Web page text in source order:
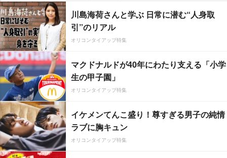
川島海荷さんと学ぶ 日常に潜む“人身取
引”のリアル
オリコンタイアップ特集
マクドナルドが40年にわたり支える「小学
生の甲子園」
オリコンタイアップ特集
イケメンてんこ盛り！尊すぎる男子の純情
ラブに胸キュン
オリコンタイアップ特集